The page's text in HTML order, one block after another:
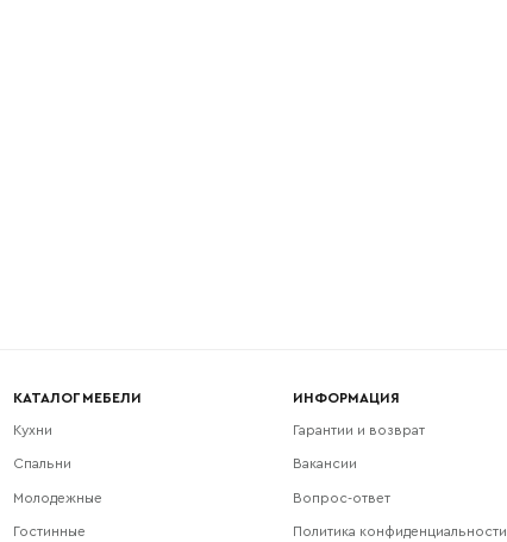
КАТАЛОГ МЕБЕЛИ
Кухни
Спальни
Молодежные
Гостинные
ИНФОРМАЦИЯ
Гарантии и возврат
Вакансии
Вопрос-ответ
Политика конфиденциальности